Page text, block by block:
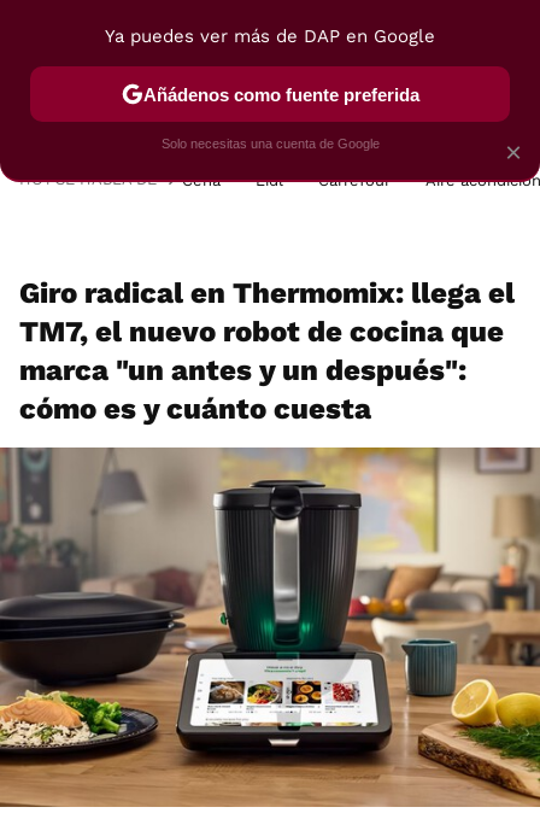
POSTRES VIAJES SELECCIÓN VEGUI
HOY SE HABLA DE Cena Lidl Carrefour Aire
Giro radical en Thermomix: llega el
TM7, el nuevo robot de cocina que
marca "un antes y un después":
cómo es y cuánto cuesta
×
Ya puedes ver más de DAP en Google
Añádenos como fuente preferida
Solo necesitas una cuenta de Google